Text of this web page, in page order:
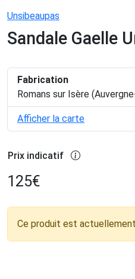
Unsibeaupas
Sandale Gaelle
Fabrication
Romans sur Isère
Afficher la carte
Prix indicatif
125€
Ce produit est